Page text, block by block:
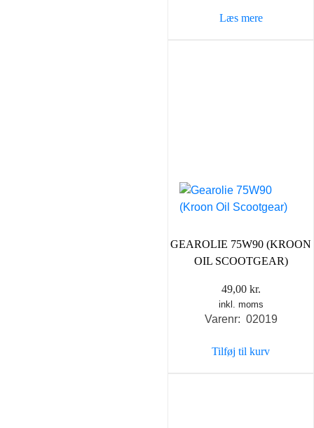
Læs mere
GEAROLIE 75W90 (KROON
OIL SCOOTGEAR)
49,00 kr.
inkl. moms
Varenr: 02019
Tilføj til kurv